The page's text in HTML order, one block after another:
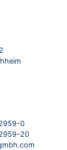
0
20